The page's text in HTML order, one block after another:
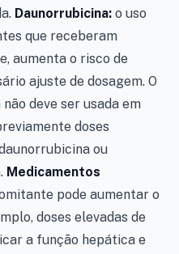
Daunorrubicina: o uso
que receberam
aumenta o risco de
ajuste de dosagem. O
deve ser usada em
doses
ou
Medicamentos
pode aumentar o
doses elevadas de
a função hepática e